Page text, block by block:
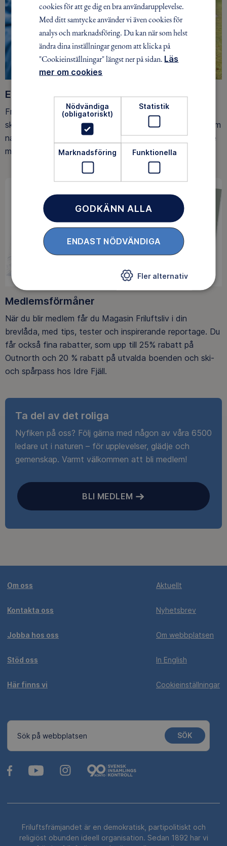
Ett friluftsliv för alla
Friluftsfrämjandet arbetar för att så många som möjligt
ska upptäcka den rörelseglädje och de hälsoeffekter som
naturen ger. Som medlem bidrar du också till vårt arbete
med att skydda allemansrätten.
Medlemsförmåner
När du blir medlem får du Magasin Friluftsliv i din
brevlåda, med tips, tester och inspirerande reportage. Du
får också fina rabatter, som upp till 25% rabatt på
Outnorth och 20 % rabatt på utvalda boenden och ski-
och spårpass hos Idre Fjäll.
Ta del av det roliga
Nyfiken på oss? Följ gärna med någon av våra 6500
ledare ut i naturen – för upplevelser, glädje och
gemenskap. Varmt välkommen att bli medlem!
BLI MEDLEM
Om oss
Kontakta oss
Jobba hos oss
Stöd oss
Här finns vi
Aktuellt
Nyhetsbrev
Om webbplatsen
In English
Cookieinställningar
Sök på webbplatsen SÖK
Friluftsfrämjandet är en demokratisk, partipolitiskt och
religiöst obunden ideell organisation. Sedan 1892 har vi
cookies för att ge dig en bra användarupplevelse.
Med ditt samtycke använder vi även cookies för
analys och marknadsföring. Du kan när som helst
ändra dina inställningar genom att klicka på
"Cookieinställningar" längst ner på sidan. Läs
mer om cookies
Nödvändiga
(obligatoriskt)
Statistik
Marknadsföring Funktionella
GODKÄNN ALLA
ENDAST NÖDVÄNDIGA
Fler alternativ